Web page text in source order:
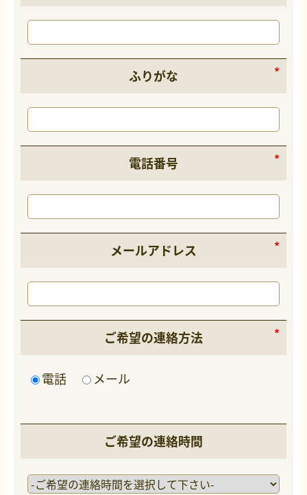
ふりがな
電話番号
メールアドレス
ご希望の連絡方法
電話 メール
ご希望の連絡時間